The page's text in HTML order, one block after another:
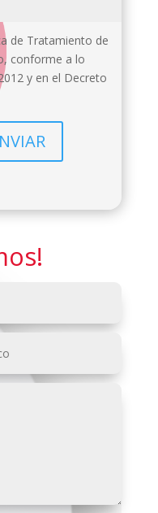
de Tratamiento de
conforme a lo
y en el Decreto